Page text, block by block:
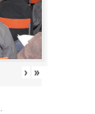
› »